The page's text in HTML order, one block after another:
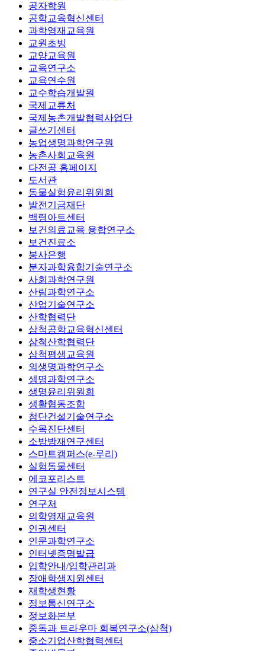
공자학원
공학교육혁신센터
과학영재교육원
교원초빙
교양교육원
교육연구소
교육연수원
교수학습개발원
국제교류처
국제농촌개발협력사업단
글쓰기센터
농업생명과학연구원
농촌사회교육원
다전공 홈페이지
도서관
동물실험윤리위원회
발전기금재단
백령아트센터
보건의료교육 융합연구소
보건진료소
봉사은행
분자과학융합기술연구소
사회과학연구원
산림과학연구소
산업기술연구소
산학협력단
삼척공학교육혁신센터
삼척산학협력단
삼척평생교육원
의생명과학연구소
생명과학연구소
생명윤리위원회
생활협동조합
첨단건설기술연구소
수목진단센터
소방방재연구센터
스마트캠퍼스(e-루리)
실험동물센터
에코포리스트
연구실 안전정보시스템
연구처
의학영재교육원
인권센터
인문과학연구소
인터넷증명발급
입학안내/입학관리과
장애학생지원센터
재학생현황
정보통신연구소
정보화본부
중독과 트라우마 회복연구소(삼척)
중소기업산학협력센터